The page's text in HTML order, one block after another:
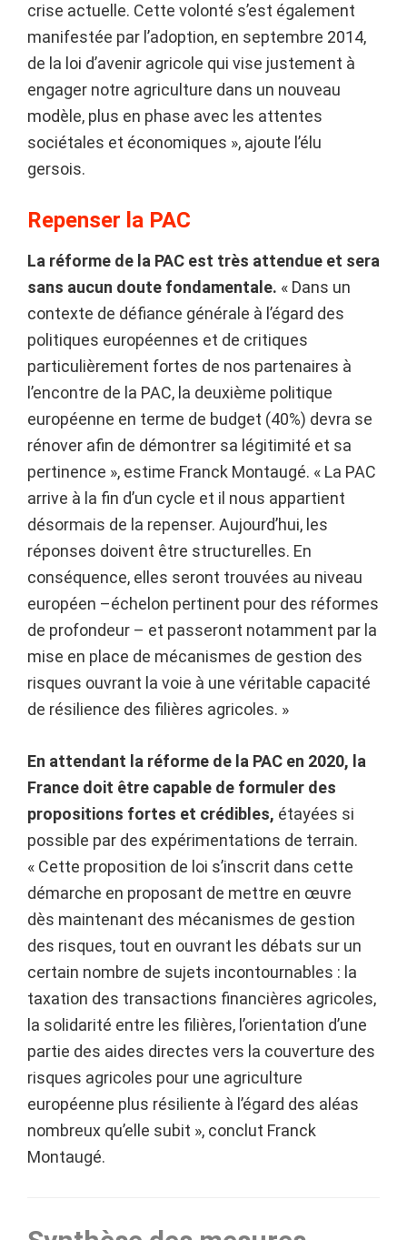
crise actuelle. Cette volonté s’est également
manifestée par l’adoption, en septembre 2014,
de la loi d’avenir agricole qui vise justement à
engager notre agriculture dans un nouveau
modèle, plus en phase avec les attentes
sociétales et économiques », ajoute l’élu
gersois.
Repenser la PAC
La réforme de la PAC est très attendue et sera
sans aucun doute fondamentale. « Dans un
contexte de défiance générale à l’égard des
politiques européennes et de critiques
particulièrement fortes de nos partenaires à
l’encontre de la PAC, la deuxième politique
européenne en terme de budget (40%) devra se
rénover afin de démontrer sa légitimité et sa
pertinence », estime Franck Montaugé. « La PAC
arrive à la fin d’un cycle et il nous appartient
désormais de la repenser. Aujourd’hui, les
réponses doivent être structurelles. En
conséquence, elles seront trouvées au niveau
européen –échelon pertinent pour des réformes
de profondeur – et passeront notamment par la
mise en place de mécanismes de gestion des
risques ouvrant la voie à une véritable capacité
de résilience des filières agricoles. »
En attendant la réforme de la PAC en 2020, la
France doit être capable de formuler des
propositions fortes et crédibles, étayées si
possible par des expérimentations de terrain.
« Cette proposition de loi s’inscrit dans cette
démarche en proposant de mettre en œuvre
dès maintenant des mécanismes de gestion
des risques, tout en ouvrant les débats sur un
certain nombre de sujets incontournables : la
taxation des transactions financières agricoles,
la solidarité entre les filières, l’orientation d’une
partie des aides directes vers la couverture des
risques agricoles pour une agriculture
européenne plus résiliente à l’égard des aléas
nombreux qu’elle subit », conclut Franck
Montaugé.